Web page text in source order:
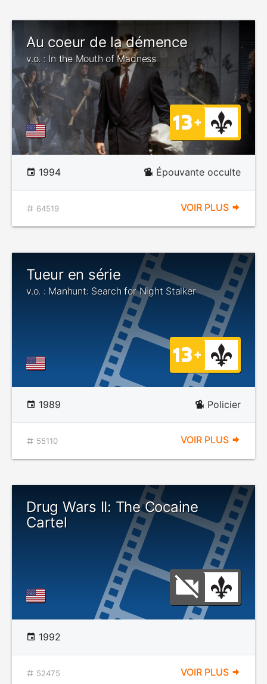
Au coeur de la démence
v.o. : In the Mouth of Madness
1994 Épouvante occulte
64519 VOIR PLUS
Tueur en série
v.o. : Manhunt: Search for Night Stalker
1989 Policier
55110 VOIR PLUS
Drug Wars II: The Cocaine
Cartel
1992
52475 VOIR PLUS